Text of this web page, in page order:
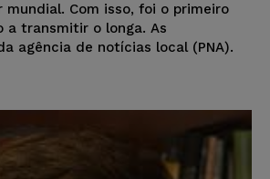
mundial. Com isso, foi o primeiro
a transmitir o longa. As
agência de notícias local (PNA).